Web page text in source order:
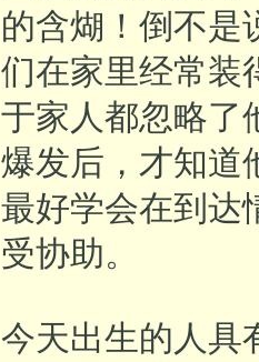
的含煳！倒不是
们在家里经常装
于家人都忽略了
爆发后，才知道
最好学会在到达
受协助。
今天出生的人具